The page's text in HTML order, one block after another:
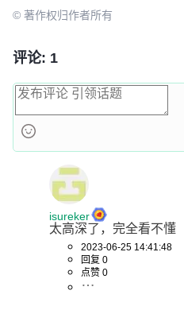
© 著作权归作者所有
评论: 1
isureker
太高深了，完全看不懂
2023-06-25 14:41:48
回复 0
点赞 0